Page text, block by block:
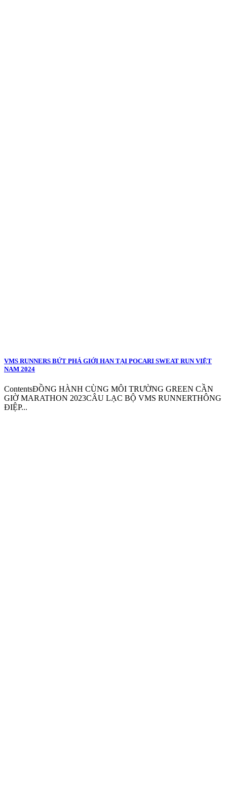
VMS RUNNERS BỨT PHÁ GIỚI HẠN TẠI POCARI SWEAT RUN VIỆT
NAM 2024
ContentsĐỒNG HÀNH CÙNG MÔI TRƯỜNG GREEN CẦN
GIỜ MARATHON 2023CÂU LẠC BỘ VMS RUNNERTHÔNG
ĐIỆP...